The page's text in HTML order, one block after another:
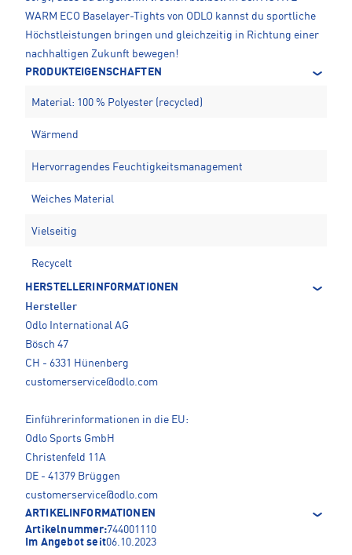
WARM ECO Baselayer-Tights von ODLO kannst du sportliche
Höchstleistungen bringen und gleichzeitig in Richtung einer
nachhaltigen Zukunft bewegen!
PRODUKTEIGENSCHAFTEN
Material: 100 % Polyester (recycled)
Wärmend
Hervorragendes Feuchtigkeitsmanagement
Weiches Material
Vielseitig
Recycelt
HERSTELLERINFORMATIONEN
Hersteller
Odlo International AG
Bösch 47
CH - 6331 Hünenberg
customerservice@odlo.com
Einführerinformationen in die EU:
Odlo Sports GmbH
Christenfeld 11A
DE - 41379 Brüggen
customerservice@odlo.com
ARTIKELINFORMATIONEN
Artikelnummer:744001110
Im Angebot seit06.10.2023